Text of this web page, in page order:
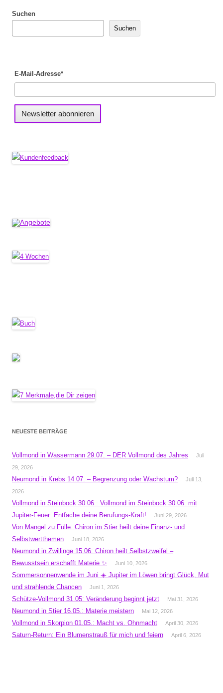
Suchen
Suchen
E-Mail-Adresse*
NEUESTE BEITRÄGE
Vollmond in Wassermann 29.07. – DER Vollmond des Jahres
Juli
29, 2026
Neumond in Krebs 14.07. – Begrenzung oder Wachstum?
Juli 13,
2026
Vollmond in Steinbock 30.06.: Vollmond im Steinbock 30.06. mit
Jupiter-Feuer: Entfache deine Berufungs-Kraft!
Juni 29, 2026
Von Mangel zu Fülle: Chiron im Stier heilt deine Finanz- und
Selbstwertthemen
Juni 18, 2026
Neumond in Zwillinge 15.06: Chiron heilt Selbstzweifel –
Bewusstsein erschafft Materie ✨
Juni 10, 2026
Sommersonnenwende im Juni ☀️ Jupiter im Löwen bringt Glück, Mut
und strahlende Chancen
Juni 1, 2026
Schütze-Vollmond 31.05: Veränderung beginnt jetzt Mai 31, 2026
Neumond in Stier 16.05.: Materie meistern Mai 12, 2026
Vollmond in Skorpion 01.05.: Macht vs. Ohnmacht April 30, 2026
Saturn-Return: Ein Blumenstrauß für mich und feiern April 6, 2026